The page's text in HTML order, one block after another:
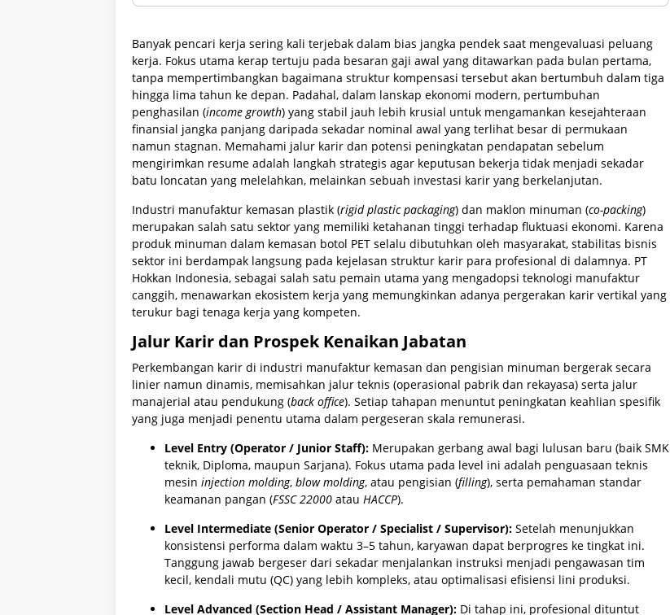
Banyak pencari kerja sering kali terjebak dalam bias jangka pendek saat mengevaluasi peluang
kerja. Fokus utama kerap tertuju pada besaran gaji awal yang ditawarkan pada bulan pertama,
tanpa mempertimbangkan bagaimana struktur kompensasi tersebut akan bertumbuh dalam tiga
hingga lima tahun ke depan. Padahal, dalam lanskap ekonomi modern, pertumbuhan
penghasilan (income growth) yang stabil jauh lebih krusial untuk mengamankan kesejahteraan
finansial jangka panjang daripada sekadar nominal awal yang terlihat besar di permukaan
namun stagnan. Memahami jalur karir dan potensi peningkatan pendapatan sebelum
mengirimkan resume adalah langkah strategis agar keputusan bekerja tidak menjadi sekadar
batu loncatan yang melelahkan, melainkan sebuah investasi karir yang berkelanjutan.
Industri manufaktur kemasan plastik (rigid plastic packaging) dan maklon minuman (co-packing)
merupakan salah satu sektor yang memiliki ketahanan tinggi terhadap fluktuasi ekonomi. Karena
produk minuman dalam kemasan botol PET selalu dibutuhkan oleh masyarakat, stabilitas bisnis
sektor ini berdampak langsung pada kejelasan struktur karir para profesional di dalamnya. PT
Hokkan Indonesia, sebagai salah satu pemain utama yang mengadopsi teknologi manufaktur
canggih, menawarkan ekosistem kerja yang memungkinkan adanya pergerakan karir vertikal yang
terukur bagi tenaga kerja yang kompeten.
Jalur Karir dan Prospek Kenaikan Jabatan
Perkembangan karir di industri manufaktur kemasan dan pengisian minuman bergerak secara
linier namun dinamis, memisahkan jalur teknis (operasional pabrik dan rekayasa) serta jalur
manajerial atau pendukung (back office). Setiap tahapan menuntut peningkatan keahlian spesifik
yang juga menjadi penentu utama dalam pergeseran skala remunerasi.
Level Entry (Operator / Junior Staff): Merupakan gerbang awal bagi lulusan baru (baik SMK
teknik, Diploma, maupun Sarjana). Fokus utama pada level ini adalah penguasaan teknis
mesin injection molding, blow molding, atau pengisian (filling), serta pemahaman standar
keamanan pangan (FSSC 22000 atau HACCP).
Level Intermediate (Senior Operator / Specialist / Supervisor): Setelah menunjukkan
konsistensi performa dalam waktu 3–5 tahun, karyawan dapat berprogres ke tingkat ini.
Tanggung jawab bergeser dari sekadar menjalankan instruksi menjadi pengawasan tim
kecil, kendali mutu (QC) yang lebih kompleks, atau optimalisasi efisiensi lini produksi.
Level Advanced (Section Head / Assistant Manager): Di tahap ini, profesional dituntut